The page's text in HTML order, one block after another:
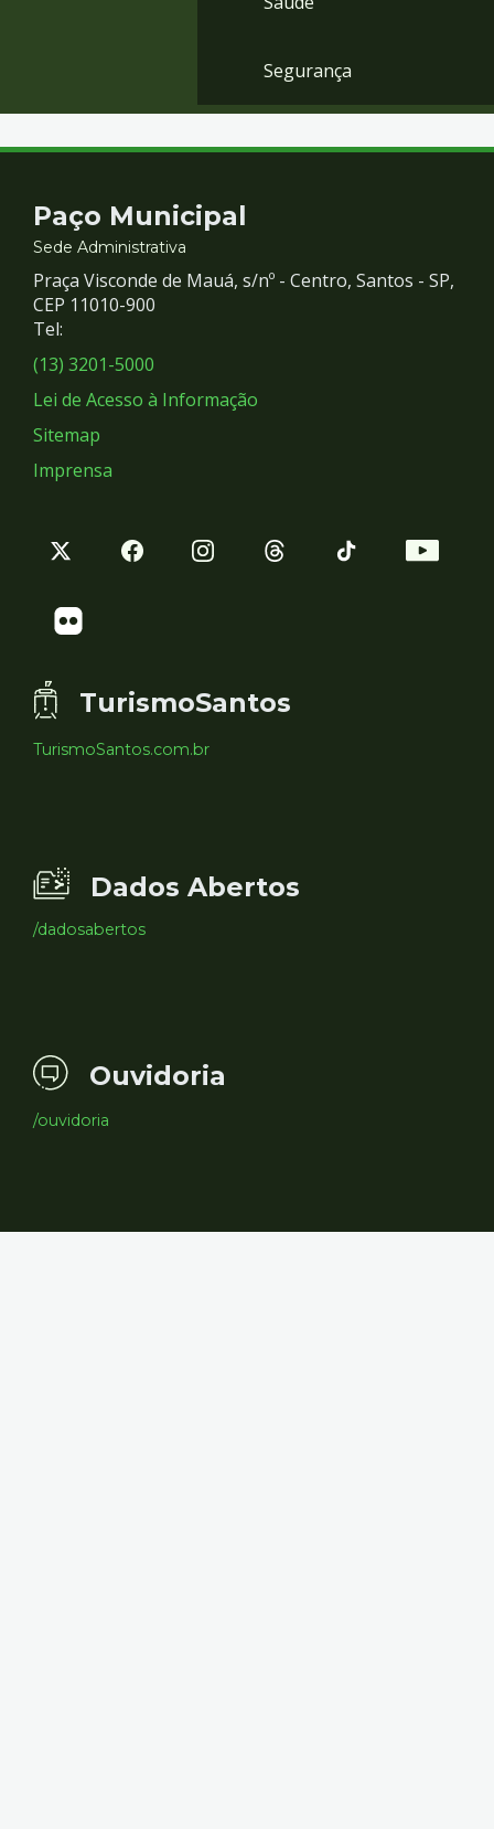
Segurança
Contato
e
Redes
Sociais
Paço Municipal
Sede Administrativa
Praça Visconde de Mauá, s/nº - Centro, Santos - SP,
CEP 11010-900
Tel:
(13) 3201-5000
Lei de Acesso à Informação
Sitemap
Imprensa
TurismoSantos
TurismoSantos.com.br
Dados Abertos
/dadosabertos
Ouvidoria
/ouvidoria